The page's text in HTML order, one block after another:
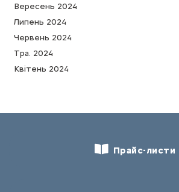
Вересень 2024
Липень 2024
Червень 2024
Тра. 2024
Квітень 2024
Прайс-листи